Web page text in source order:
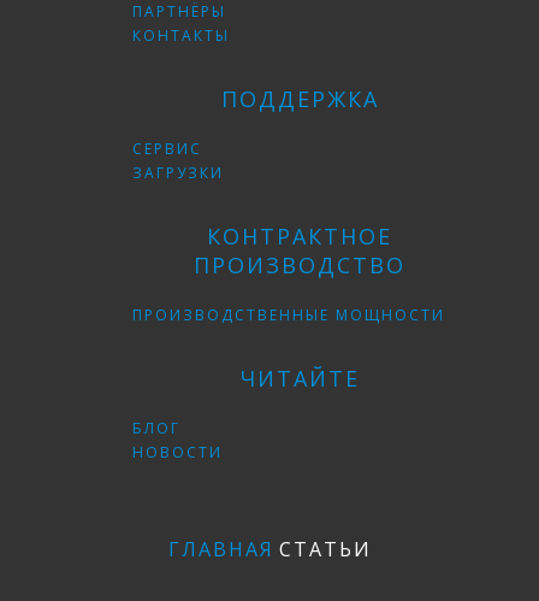
ПАРТНЁРЫ
КОНТАКТЫ
ПОДДЕРЖКА
СЕРВИС
ЗАГРУЗКИ
КОНТРАКТНОЕ
ПРОИЗВОДСТВО
ПРОИЗВОДСТВЕННЫЕ МОЩНОСТИ
ЧИТАЙТЕ
БЛОГ
НОВОСТИ
ГЛАВНАЯ СТАТЬИ